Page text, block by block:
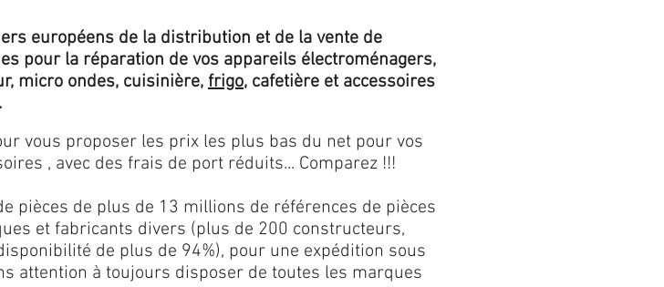
européens de la distribution et de la vente de
pour la réparation de vos appareils électroménagers,
micro ondes, cuisinière, frigo, cafetière et accessoires
vous proposer les prix les plus bas du net pour vos
, avec des frais de port réduits... Comparez !!!
pièces de plus de 13 millions de références de pièces
et fabricants divers (plus de 200 constructeurs,
de plus de 94%), pour une expédition sous
attention à toujours disposer de toutes les marques